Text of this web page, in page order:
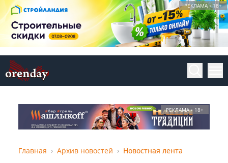
РЕКЛАМА • 18+
РЕКЛАМА • 18+
Главная Архив новостей Новостная лента